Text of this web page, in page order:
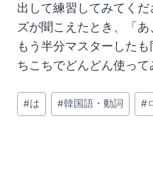
出して練習してみてく
ズが聞こえたとき、「あ
もう半分マスターした
ちこちでどんどん使って
投
稿
#は #韓国語・動詞 #